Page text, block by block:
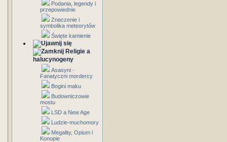
Podania, legendy i
przepowiednie
Znaczenie i
symbolika meteorytów
Święte kamienie
Religie a
halucynogeny
Asasyni -
Fanatyczni mordercy
Bogini maku
Budowniczowie
mostu
LSD a New Age
Ludzie-muchomory
Megality, Opium i
Konopie